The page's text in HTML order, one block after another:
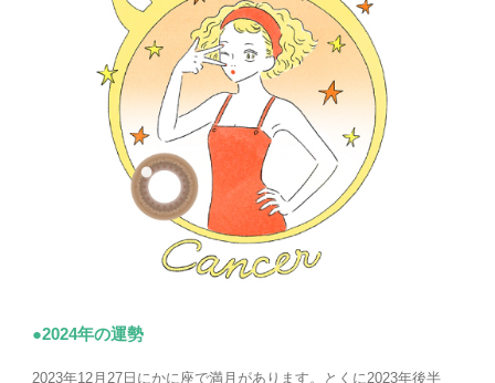
●2024年の運勢
2023年12月27日にかに座で満月があります。とくに2023年後半